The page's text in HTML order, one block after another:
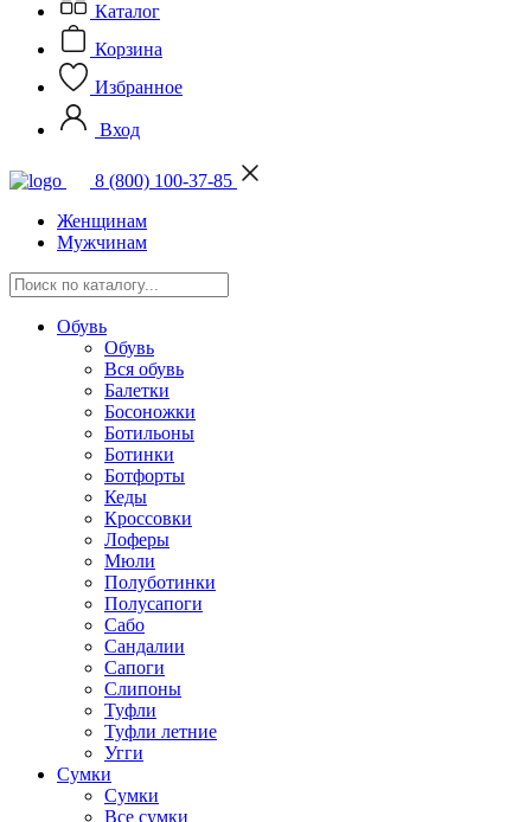
Каталог
Корзина
Избранное
Вход
8 (800) 100-37-85
Женщинам
Мужчинам
Обувь
Обувь
Вся обувь
Балетки
Босоножки
Ботильоны
Ботинки
Ботфорты
Кеды
Кроссовки
Лоферы
Мюли
Полуботинки
Полусапоги
Сабо
Сандалии
Сапоги
Слипоны
Туфли
Туфли летние
Угги
Сумки
Сумки
Все сумки